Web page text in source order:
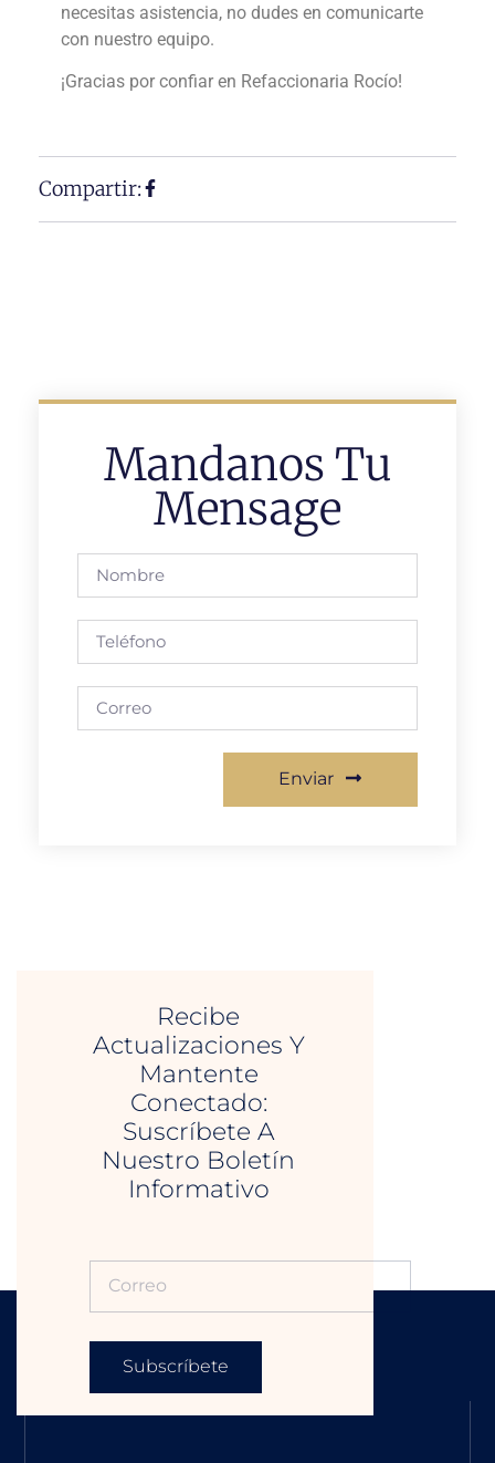
necesitas asistencia, no dudes en comunicarte
con nuestro equipo.
¡Gracias por confiar en Refaccionaria Rocío!
Compartir:
Mandanos Tu
Mensage
Enviar
Recibe
Actualizaciones Y
Mantente
Conectado:
Suscríbete A
Nuestro Boletín
Informativo
Subscríbete